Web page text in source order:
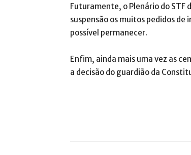
Futuramente, o Plenário do
suspensão os muitos pedidos de
possível permanecer.
Enfim, ainda mais uma vez as
a decisão do guardião da